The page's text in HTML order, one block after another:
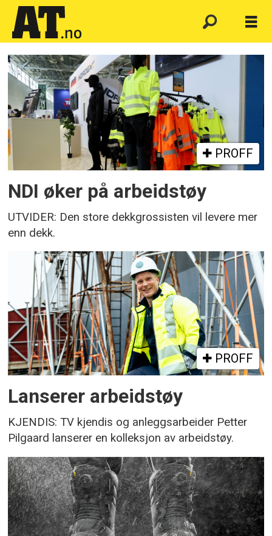
Emne:
arbeidstøy
PROFF
NDI øker på arbeidstøy
UTVIDER: Den store dekkgrossisten vil levere mer
enn dekk.
PROFF
Lanserer arbeidstøy
KJENDIS: TV kjendis og anleggsarbeider Petter
Pilgaard lanserer en kolleksjon av arbeidstøy.